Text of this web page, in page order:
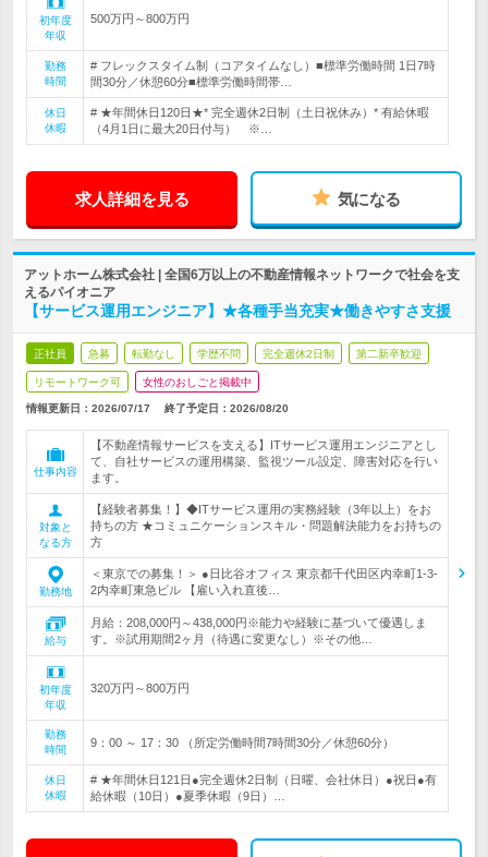
初年度
年収
500万円～800万円
勤務
時間
# フレックスタイム制（コアタイムなし）■標準労働時間 1日7時
間30分／休憩60分■標準労働時間帯…
休日
休暇
# ★年間休日120日★* 完全週休2日制（土日祝休み）* 有給休暇
（4月1日に最大20日付与） ※…
求人詳細を見る 気になる
アットホーム株式会社 | 全国6万以上の不動産情報ネットワークで社会を支
えるパイオニア
【サービス運用エンジニア】★各種手当充実★働きやすさ支援
正社員 急募 転勤なし 学歴不問 完全週休2日制 第二新卒歓迎
リモートワーク可 女性のおしごと掲載中
情報更新日：2026/07/17 終了予定日： 2026/08/20
仕事内容
【不動産情報サービスを支える】ITサービス運用エンジニアとし
て、自社サービスの運用構築、監視ツール設定、障害対応を行い
ます。
対象と
なる方
【経験者募集！】◆ITサービス運用の実務経験（3年以上）をお
持ちの方 ★コミュニケーションスキル・問題解決能力をお持ちの
方
勤務地
＜東京での募集！＞ ●日比谷オフィス 東京都千代田区内幸町1-3-
2内幸町東急ビル 【雇い入れ直後…
給与
月給：208,000円～438,000円※能力や経験に基づいて優遇しま
す。※試用期間2ヶ月（待遇に変更なし）※その他…
初年度
年収
320万円～800万円
勤務
時間
9：00 ～ 17：30 （所定労働時間7時間30分／休憩60分）
休日
休暇
# ★年間休日121日●完全週休2日制（日曜、会社休日）●祝日●有
給休暇（10日）●夏季休暇（9日）…